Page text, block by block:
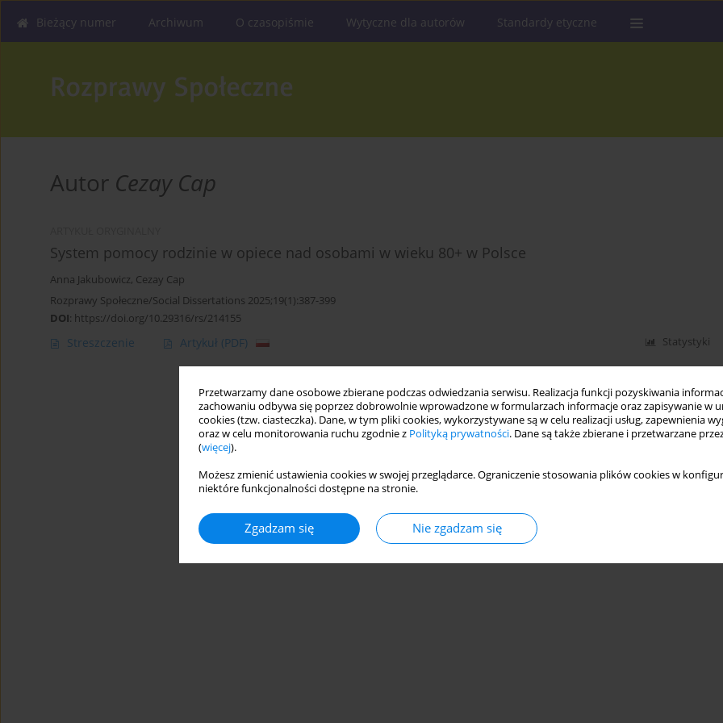
Przetwarzamy dane osobowe zbierane podczas odwiedzania serwisu. Realizacja funkcji pozyskiwania
zachowaniu odbywa się poprzez dobrowolnie wprowadzone w formularzach informacje oraz zapisywanie w
cookies (tzw. ciasteczka). Dane, w tym pliki cookies, wykorzystywane są w celu realizacji usług, zapewnienia
oraz w celu monitorowania ruchu zgodnie z Polityką prywatności. Dane są także zbierane i przetwarzane
(więcej).
Możesz zmienić ustawienia cookies w swojej przeglądarce. Ograniczenie stosowania plików cookies w
niektóre funkcjonalności dostępne na stronie.
Zgadzam się Nie zgadzam się
Bieżący numer Archiwum O czasopiśmie Wytyczne dla autorów Standardy etyczne
Autor Cezay Cap
System pomocy rodzinie w opiece nad osobami w wieku 80+ w Polsce
Anna Jakubowicz, Cezay Cap
Rozprawy Społeczne/Social Dissertations 2025;19(1):387-399
DOI: https://doi.org/10.29316/rs/214155
Streszczenie Artykuł (PDF) Statystyki